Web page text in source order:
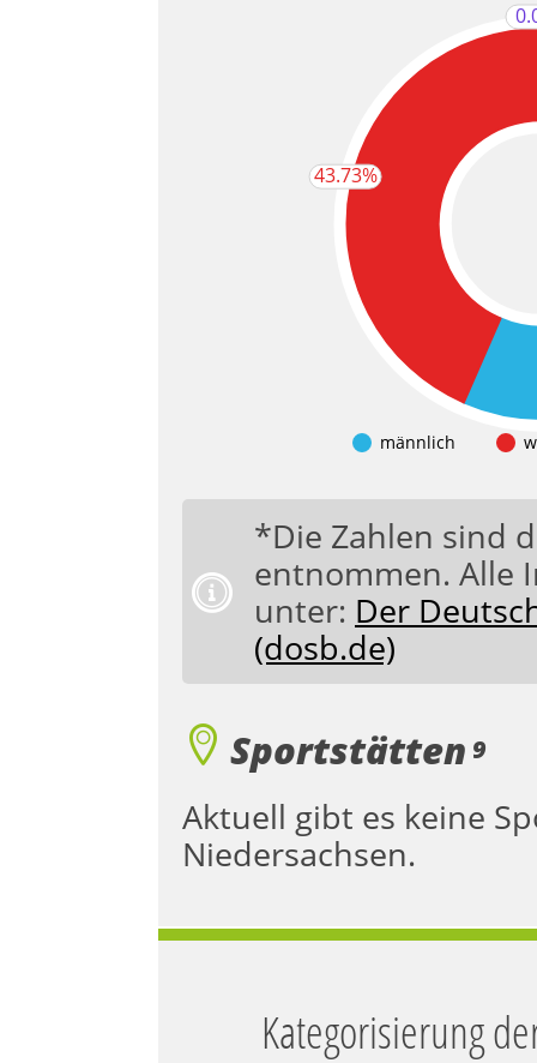
43.73%
männlich
*Die Zahlen sind
entnommen. Alle
unter: Der
(dosb.de)
Sportstätten9
Aktuell gibt es keine
Niedersachsen.
Kategorisierung